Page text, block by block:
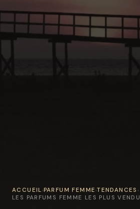
ACCUEIL ›PARFUM FEMME ›TENDANCES ›
LES PARFUMS FEMME LES PLUS